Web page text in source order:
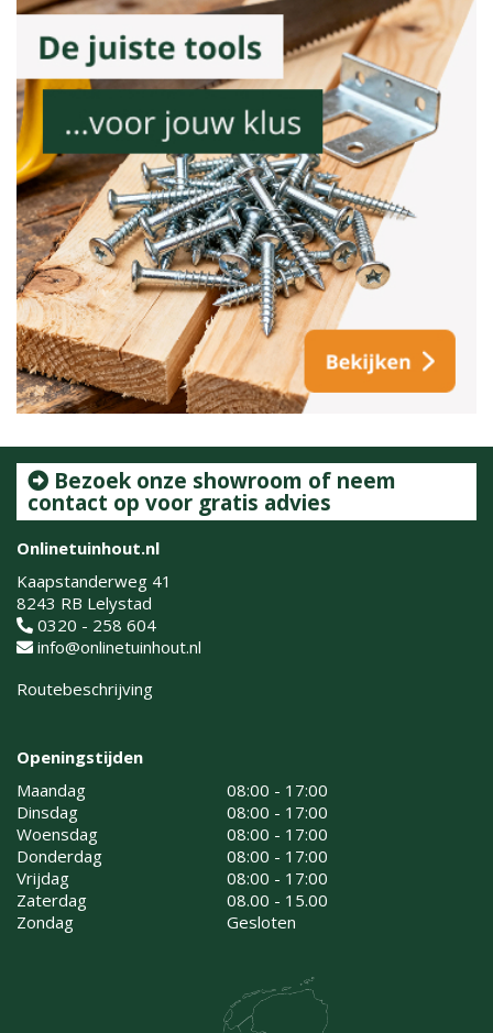
Bezoek onze showroom of neem
contact op voor gratis advies
Onlinetuinhout.nl
Kaapstanderweg 41
8243 RB Lelystad
0320 - 258 604
info@onlinetuinhout.nl
Routebeschrijving
Openingstijden
Maandag
08:00 - 17:00
Dinsdag
08:00 - 17:00
Woensdag
08:00 - 17:00
Donderdag
08:00 - 17:00
Vrijdag
08:00 - 17:00
Zaterdag
08.00 - 15.00
Zondag
Gesloten